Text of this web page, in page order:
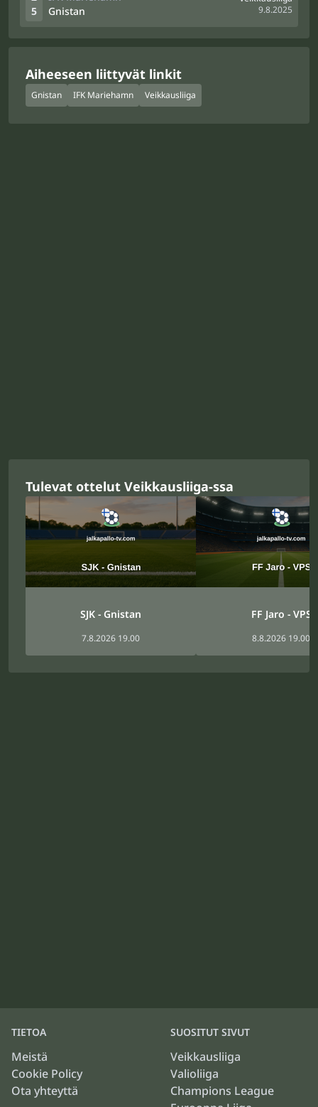
5
Gnistan
9.8.2025
Aiheeseen liittyvät linkit
Gnistan IFK Mariehamn Veikkausliiga
Tulevat ottelut Veikkausliiga-ssa
SJK - Gnistan
7.8.2026 19.00
FF Jaro - VPS
8.8.2026 19.00
TIETOA
Meistä
Cookie Policy
Ota yhteyttä
SUOSITUT SIVUT
Veikkausliiga
Valioliiga
Champions League